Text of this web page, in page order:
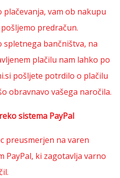
plačevanja, vam ob nakupu
predračun.
bančništva, na
plačilu nam lahko po
pošljete potrdilo o plačilu
obravnavo vašega naročila.
sistema PayPal
preusmerjen na varen
PayPal, ki zagotavlja varno